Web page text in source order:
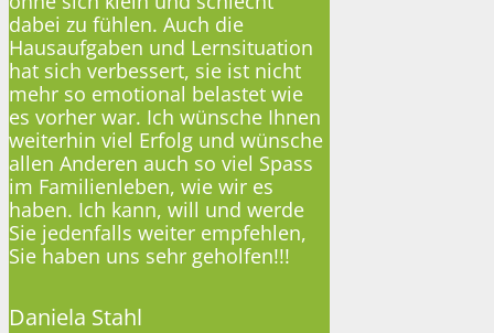
dabei zu fühlen. Auch die
Hausaufgaben und Lernsituation
hat sich verbessert, sie ist nicht
mehr so emotional belastet wie
es vorher war. Ich wünsche Ihnen
weiterhin viel Erfolg und wünsche
allen Anderen auch so viel Spass
im Familienleben, wie wir es
haben. Ich kann, will und werde
Sie jedenfalls weiter empfehlen,
Sie haben uns sehr geholfen!!!
Daniela Stahl